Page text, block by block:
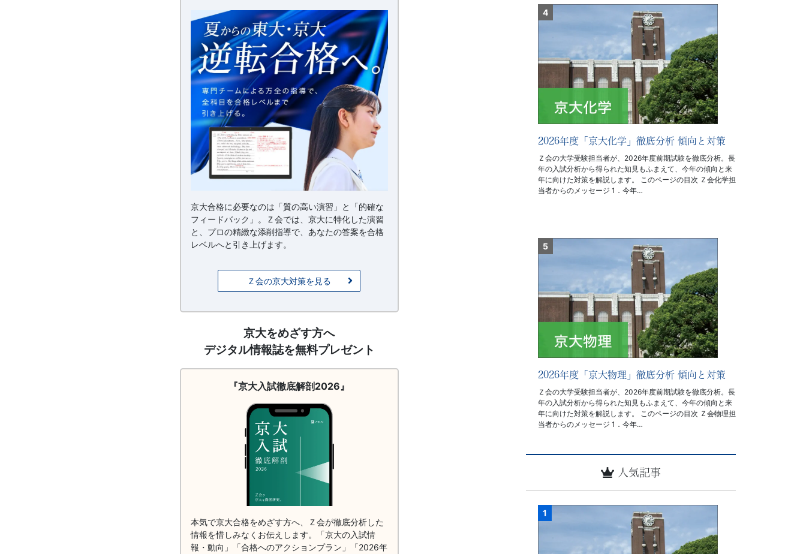
京大合格に必要なのは「質の高い演習」と「的確な
フィードバック」。Ｚ会では、京大に特化した演習
と、プロの精緻な添削指導で、あなたの答案を合格
レベルへと引き上げます。
Ｚ会の京大対策を見る
底
京大をめざす方へ
デジタル情報誌を無料プレゼント
『京大入試徹底解剖2026』
本気で京大合格をめざす方へ、Ｚ会が徹底分析した
情報を惜しみなくお伝えします。「京大の入試情
報・動向」「合格へのアクションプラン」「2026年
2026年度「京大化学」徹底分析 傾向と対策
Ｚ会の大学受験担当者が、2026年度前期試験を徹底分析。長
年の入試分析から得られた知見もふまえて、今年の傾向と来
年に向けた対策を解説します。 このページの目次 Ｚ会化学担
当者からのメッセージ 1．今年…
2026年度「京大物理」徹底分析 傾向と対策
Ｚ会の大学受験担当者が、2026年度前期試験を徹底分析。長
年の入試分析から得られた知見もふまえて、今年の傾向と来
年に向けた対策を解説します。 このページの目次 Ｚ会物理担
当者からのメッセージ 1．今年…
人気記事